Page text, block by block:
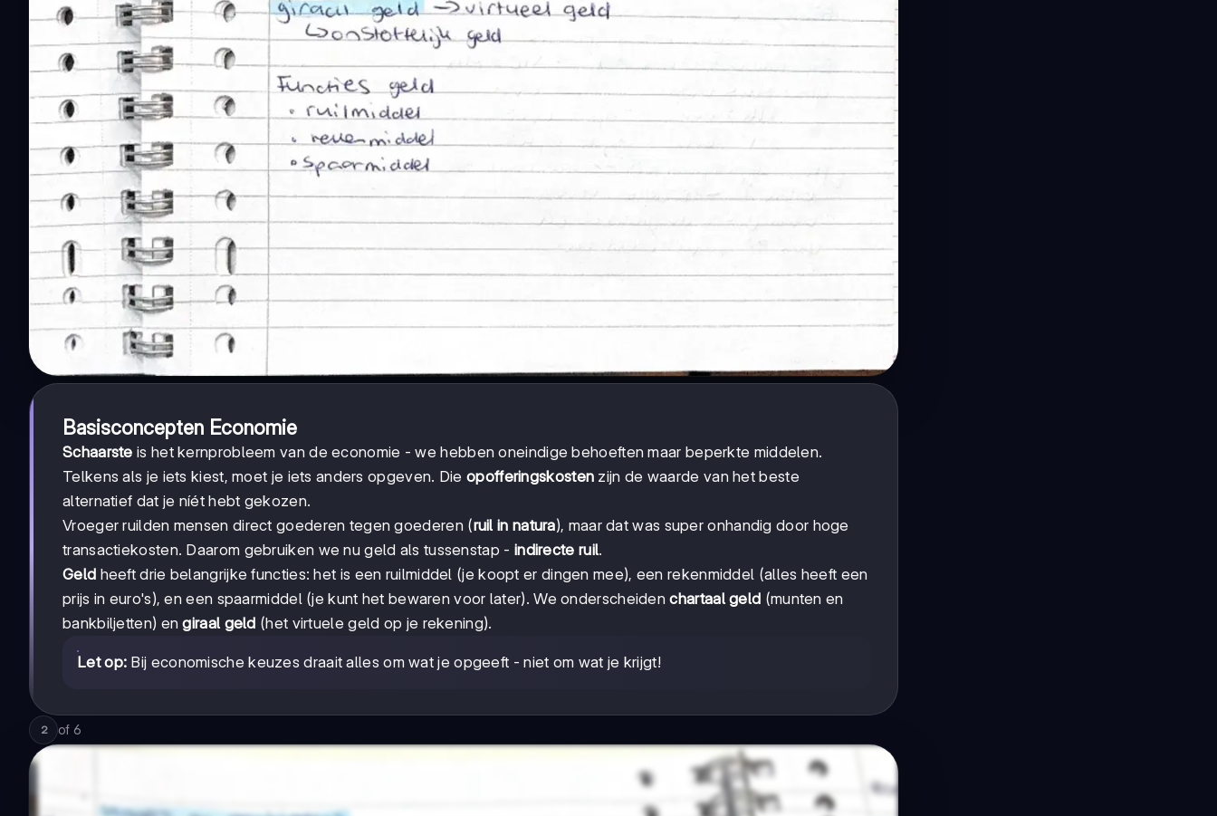
Basisconcepten Economie
Schaarste is het kernprobleem van de economie - we hebben oneindige behoeften maar beperkte middelen.
Telkens als je iets kiest, moet je iets anders opgeven. Die opofferingskosten zijn de waarde van het beste
alternatief dat je níét hebt gekozen.
Vroeger ruilden mensen direct goederen tegen goederen (ruil in natura), maar dat was super onhandig door hoge
transactiekosten. Daarom gebruiken we nu geld als tussenstap - indirecte ruil.
Geld heeft drie belangrijke functies: het is een ruilmiddel (je koopt er dingen mee), een rekenmiddel (alles heeft een
prijs in euro's), en een spaarmiddel (je kunt het bewaren voor later). We onderscheidenchartaal geld (munten en
bankbiljetten) engiraal geld (het virtuele geld op je rekening).
Let op: Bij economische keuzes draait alles om wat je opgeeft - niet om wat je krijgt!
2 of 6